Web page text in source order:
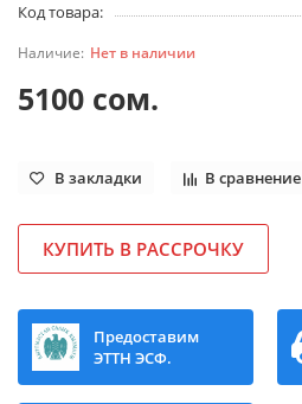
Код товара:
Нет в наличии
5100 сом.
В закладки В сравнение
КУПИТЬ В РАССРОЧКУ
Предоставим
ЭТТН ЭСФ.